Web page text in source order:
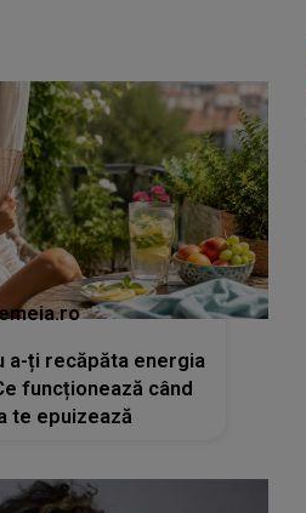
a-ți recăpăta energia
funcționează când
te epuizează